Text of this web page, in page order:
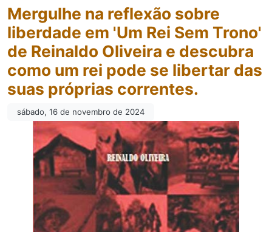
Mergulhe na reflexão sobre
liberdade em 'Um Rei Sem Trono'
de Reinaldo Oliveira e descubra
como um rei pode se libertar das
suas próprias correntes.
sábado, 16 de novembro de 2024